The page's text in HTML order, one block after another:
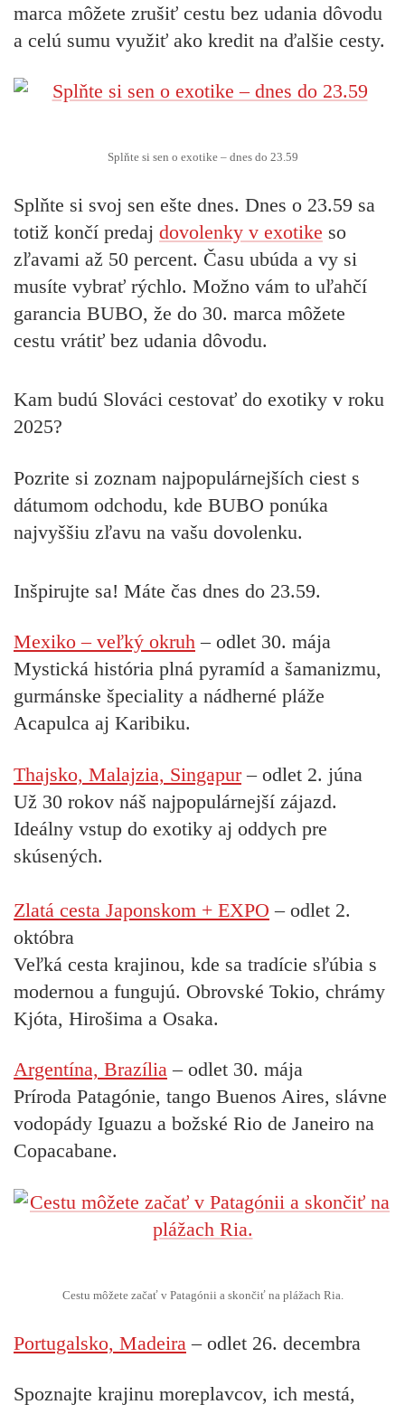
marca môžete zrušiť cestu bez udania dôvodu
a celú sumu využiť ako kredit na ďalšie cesty.
Splňte si sen o exotike – dnes do 23.59
Splňte si svoj sen ešte dnes. Dnes o 23.59 sa
totiž končí predaj dovolenky v exotike so
zľavami až 50 percent. Času ubúda a vy si
musíte vybrať rýchlo. Možno vám to uľahčí
garancia BUBO, že do 30. marca môžete
cestu vrátiť bez udania dôvodu.
Kam budú Slováci cestovať do exotiky v roku
2025?
Pozrite si zoznam najpopulárnejších ciest s
dátumom odchodu, kde BUBO ponúka
najvyššiu zľavu na vašu dovolenku.
Inšpirujte sa! Máte čas dnes do 23.59.
Mexiko – veľký okruh – odlet 30. mája
Mystická história plná pyramíd a šamanizmu,
gurmánske špeciality a nádherné pláže
Acapulca aj Karibiku.
Thajsko, Malajzia, Singapur– odlet 2. júna
Už 30 rokov náš najpopulárnejší zájazd.
Ideálny vstup do exotiky aj oddych pre
skúsených.
Zlatá cesta Japonskom + EXPO – odlet 2.
októbra
Veľká cesta krajinou, kde sa tradície sľúbia s
modernou a fungujú. Obrovské Tokio, chrámy
Kjóta, Hirošima a Osaka.
Argentína, Brazília – odlet 30. mája
Príroda Patagónie, tango Buenos Aires, slávne
vodopády Iguazu a božské Rio de Janeiro na
Copacabane.
Cestu môžete začať v Patagónii a skončiť na plážach Ria.
Portugalsko, Madeira – odlet 26. decembra
Spoznajte krajinu moreplavcov, ich mestá,